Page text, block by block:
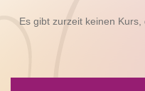
Es gibt zurzeit keinen